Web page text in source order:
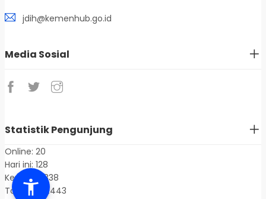
jdih@kemenhub.go.id
Media Sosial
Statistik Pengunjung
Online: 20
Hari ini: 128
Kemarin: 838
Total: 1.401.443